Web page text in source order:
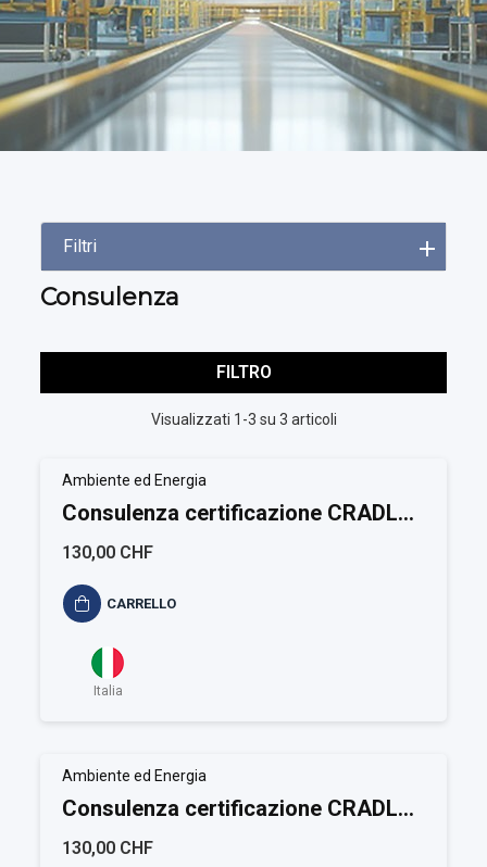
Filtri
Consulenza
FILTRO
Visualizzati 1-3 su 3 articoli
Ambiente ed Energia
Consulenza certificazione CRADLE
TO CRADLE
130,00 CHF
CARRELLO
Italia
Ambiente ed Energia
Consulenza certificazione CRADLE
TO CRADLE
130,00 CHF